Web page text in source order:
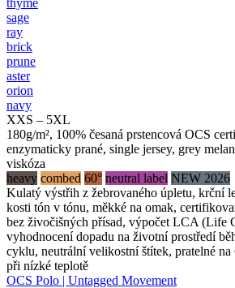
sage
ray
brick
prune
aster
orion
navy
XXS – 5XL
180g/m², 100% česaná prstencová OCS
enzymaticky prané, single jersey, grey
viskóza
heavy combed 60° neutral label NEW 2026
Kulatý výstřih z žebrovaného úpletu, krční
kosti tón v tónu, měkké na omak,
bez živočišných přísad, výpočet LCA (Life
vyhodnocení dopadu na životní prostředí
cyklu, neutrální velikostní štítek, pratelné na
při nízké teplotě
OCS Polo | Untagged Movement